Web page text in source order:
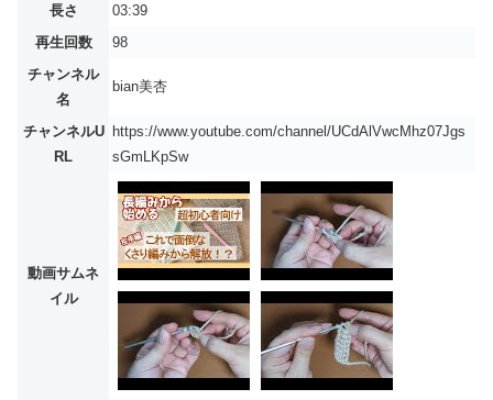
長さ
03:39
再生回数
98
チャンネル
名
bian美杏
チャンネルU
RL
https://www.youtube.com/channel/UCdAlVwcMhz07Jgs
sGmLKpSw
動画サムネ
イル